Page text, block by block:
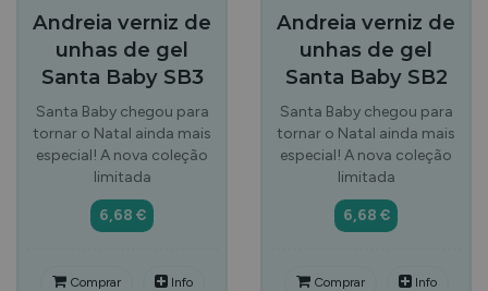
Andreia verniz de
unhas de gel
Santa Baby SB3
Santa Baby chegou para
tornar o Natal ainda mais
especial! A nova coleção
limitada
6,68 €
Comprar Info
Andreia verniz de
unhas de gel
Santa Baby SB2
Santa Baby chegou para
tornar o Natal ainda mais
especial! A nova coleção
limitada
6,68 €
Comprar Info